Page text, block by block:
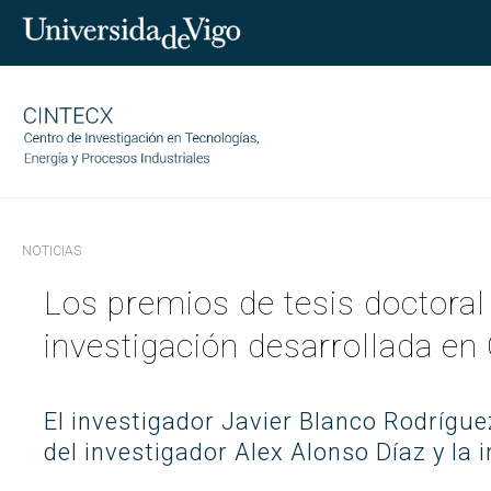
Quienes somos
Gobernanza
Indicadores
Transparencia
Investigación
Publicaciones
Proyectos
Transferencia
Socios tecnológicos
Contratos con empresas
Servicios
Instalaciones
Ciencia y sociedad
NOTICIAS
Los premios de tesis
investigación desarrollada en
El investigador Javier Blanco
del investigador Alex Alonso Díaz y la